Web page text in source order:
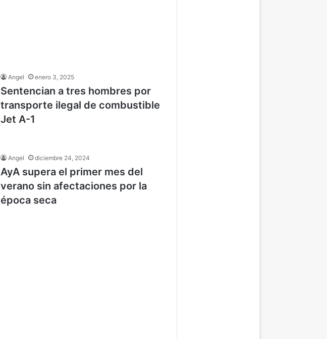
Angel enero 3, 2025
Sentencian a tres hombres por
transporte ilegal de combustible
Jet A-1
Angel diciembre 24, 2024
AyA supera el primer mes del
verano sin afectaciones por la
época seca